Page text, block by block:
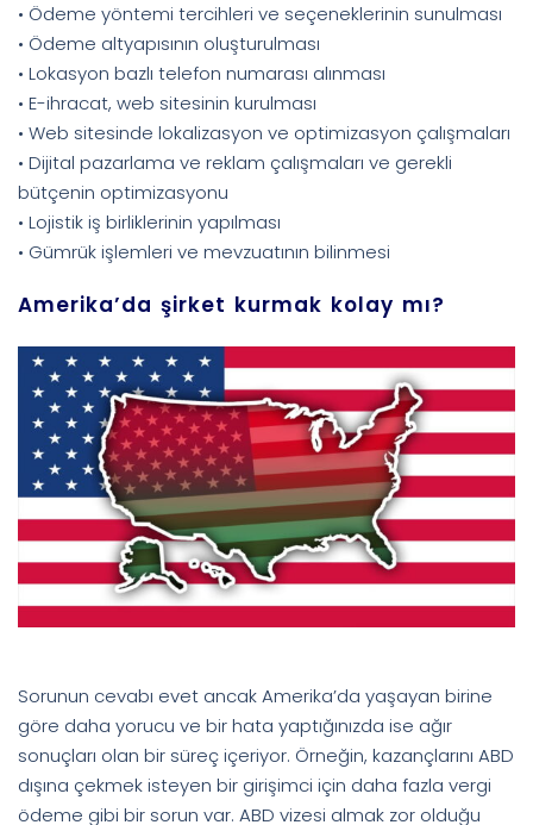
• Ödeme yöntemi tercihleri ve seçeneklerinin sunulması
• Ödeme altyapısının oluşturulması
• Lokasyon bazlı telefon numarası alınması
• E-ihracat, web sitesinin kurulması
• Web sitesinde lokalizasyon ve optimizasyon çalışmaları
• Dijital pazarlama ve reklam çalışmaları ve gerekli
bütçenin optimizasyonu
• Lojistik iş birliklerinin yapılması
• Gümrük işlemleri ve mevzuatının bilinmesi
Amerika’da şirket kurmak kolay mı?
Sorunun cevabı evet ancak Amerika’da yaşayan birine
göre daha yorucu ve bir hata yaptığınızda ise ağır
sonuçları olan bir süreç içeriyor. Örneğin, kazançlarını ABD
dışına çekmek isteyen bir girişimci için daha fazla vergi
ödeme gibi bir sorun var. ABD vizesi almak zor olduğu